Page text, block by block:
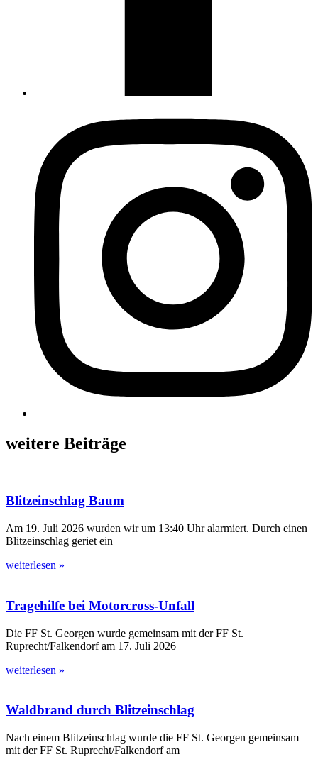
weitere Beiträge
Blitzeinschlag Baum
Am 19. Juli 2026 wurden wir um 13:40 Uhr alarmiert. Durch einen
Blitzeinschlag geriet ein
weiterlesen »
Tragehilfe bei Motorcross-Unfall
Die FF St. Georgen wurde gemeinsam mit der FF St.
Ruprecht/Falkendorf am 17. Juli 2026
weiterlesen »
Waldbrand durch Blitzeinschlag
Nach einem Blitzeinschlag wurde die FF St. Georgen gemeinsam
mit der FF St. Ruprecht/Falkendorf am